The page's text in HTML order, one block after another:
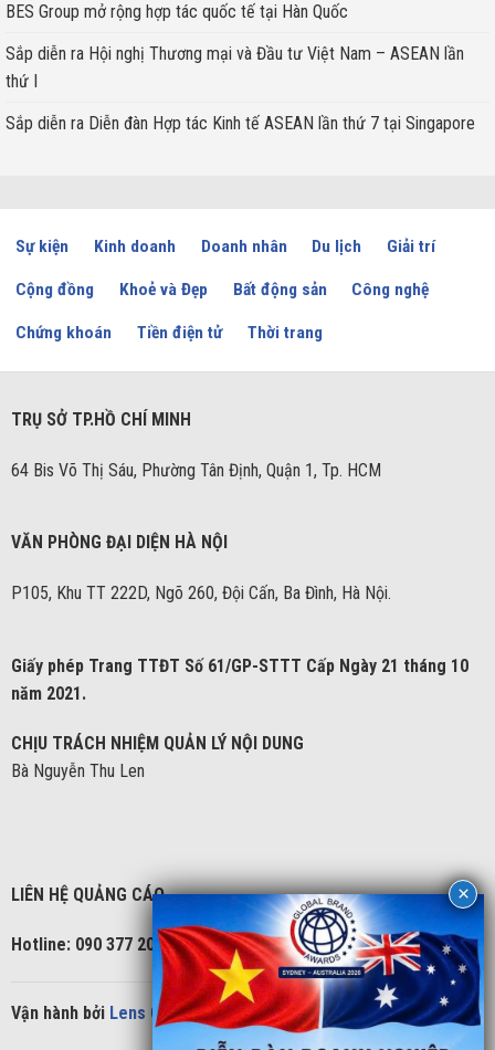
BES Group mở rộng hợp tác quốc tế tại Hàn Quốc
Sắp diễn ra Hội nghị Thương mại và Đầu tư Việt Nam – ASEAN lần
thứ I
Sắp diễn ra Diễn đàn Hợp tác Kinh tế ASEAN lần thứ 7 tại Singapore
Sự kiện Kinh doanh Doanh nhân Du lịch Giải trí
Cộng đồng Khoẻ và Đẹp Bất động sản Công nghệ
Chứng khoán Tiền điện tử Thời trang
TRỤ SỞ TP.HỒ CHÍ MINH
64 Bis Võ Thị Sáu, Phường Tân Định, Quận 1, Tp. HCM
VĂN PHÒNG ĐẠI DIỆN HÀ NỘI
P105, Khu TT 222D, Ngõ 260, Đội Cấn, Ba Đình, Hà Nội.
Giấy phép Trang TTĐT Số 61/GP-STTT Cấp Ngày 21 tháng 10
năm 2021.
CHỊU TRÁCH NHIỆM QUẢN LÝ NỘI DUNG
Bà Nguyễn Thu Len
LIÊN HỆ QUẢNG CÁO
Hotline: 090 377 2086
Vận hành bởi Lens Group